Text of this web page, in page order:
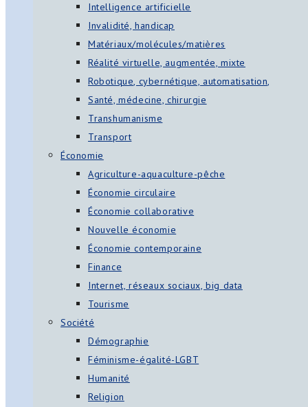
Intelligence artificielle
Invalidité, handicap
Matériaux/molécules/matières
Réalité virtuelle, augmentée, mixte
Robotique, cybernétique, automatisation,
Santé, médecine, chirurgie
Transhumanisme
Transport
Économie
Agriculture-aquaculture-pêche
Économie circulaire
Économie collaborative
Nouvelle économie
Économie contemporaine
Finance
Internet, réseaux sociaux, big data
Tourisme
Société
Démographie
Féminisme-égalité-LGBT
Humanité
Religion